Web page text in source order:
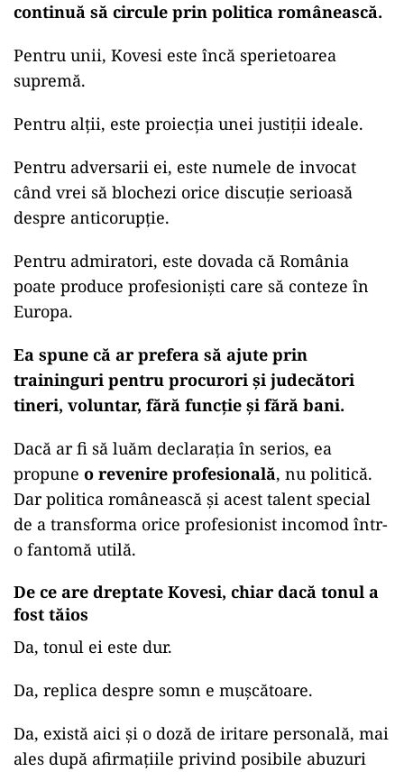
continuă să circule prin politica românească.
Pentru unii, Kovesi este încă sperietoarea
supremă.
Pentru alții, este proiecția unei justiții ideale.
Pentru adversarii ei, este numele de invocat
când vrei să blochezi orice discuție serioasă
despre anticorupție.
Pentru admiratori, este dovada că România
poate produce profesioniști care să conteze în
Europa.
Ea spune că ar prefera să ajute prin
traininguri pentru procurori și judecători
tineri, voluntar, fără funcție și fără bani.
Dacă ar fi să luăm declarația în serios, ea
propune o revenire profesională, nu politică.
Dar politica românească și acest talent special
de a transforma orice profesionist incomod într-
o fantomă utilă.
De ce are dreptate Kovesi, chiar dacă tonul a
fost tăios
Da, tonul ei este dur.
Da, replica despre somn e mușcătoare.
Da, există aici și o doză de iritare personală, mai
ales după afirmațiile privind posibile abuzuri